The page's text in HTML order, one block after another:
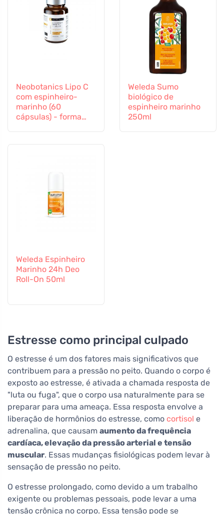
Neobotanics Lipo C
com espinheiro-
marinho (60
cápsulas) - forma
Weleda Sumo
biológico de
espinheiro marinho
250ml
Weleda Espinheiro
Marinho 24h Deo
Roll-On 50ml
Estresse como principal culpado
O estresse é um dos fatores mais significativos que
contribuem para a pressão no peito. Quando o corpo é
exposto ao estresse, é ativada a chamada resposta de
"luta ou fuga", que o corpo usa naturalmente para se
preparar para uma ameaça. Essa resposta envolve a
liberação de hormônios do estresse, como cortisol e
adrenalina, que causam aumento da frequência
cardíaca, elevação da pressão arterial e tensão
muscular. Essas mudanças fisiológicas podem levar à
sensação de pressão no peito.
O estresse prolongado, como devido a um trabalho
exigente ou problemas pessoais, pode levar a uma
tensão crônica no corpo. Essa tensão pode se